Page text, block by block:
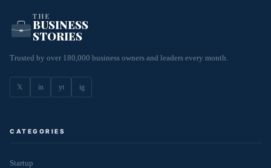
THE
BUSINESS
STORIES
Trusted by over 180,000 business owners and leaders every month.
𝕏 in yt ig
CATEGORIES
Startup